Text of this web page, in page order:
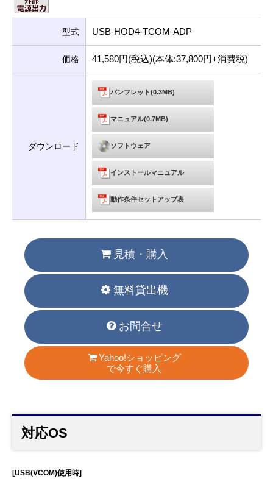
型式 USB-HOD4-TCOM-ADP
価格 41,580円(税込)(本体:37,800円+消費税)
ダウンロード
パンフレット(0.3MB)
マニュアル(0.7MB)
ソフトウェア
インストールマニュアル
動作条件セットアップ表
見積・購入
無料貸出機
お問合せ
Yahoo!ショッピング
で今すぐ購入
対応OS
[USB(VCOM)使用時]